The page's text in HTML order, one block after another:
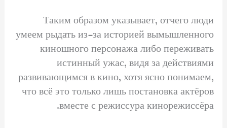
Таким образом указывает, отчего люди
умеем рыдать из-за историей вымышленного
киношного персонажа либо переживать
истинный ужас, видя за действиями
развивающимся в кино, хотя ясно понимаем,
что всё это только лишь постановка актёров
вместе с режиссура кинорежиссёра.